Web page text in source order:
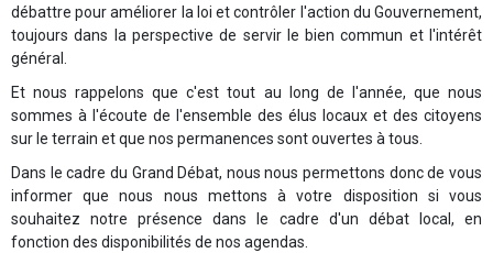
débattre pour améliorer la loi et contrôler l'action du Gouvernement,
toujours dans la perspective de servir le bien commun et l'intérêt
général.
Et nous rappelons que c'est tout au long de l'année, que nous
sommes à l'écoute de l'ensemble des élus locaux et des citoyens
sur le terrain et que nos permanences sont ouvertes à tous.
Dans le cadre du Grand Débat, nous nous permettons donc de vous
informer que nous nous mettons à votre disposition si vous
souhaitez notre présence dans le cadre d'un débat local, en
fonction des disponibilités de nos agendas.